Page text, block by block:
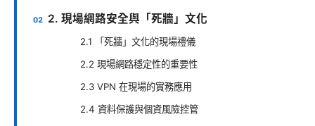
2. 現場網路安全與「死牆」文化
2.1 「死牆」文化的現場禮儀
2.2 現場網路穩定性的重要性
2.3 VPN 在現場的實務應用
2.4 資料保護與個資風險控管